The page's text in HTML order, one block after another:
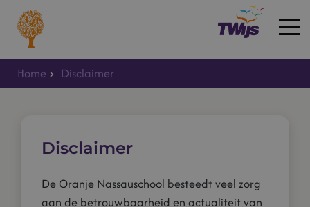
Home
Home Disclaimer
Disclaimer
De Oranje Nassauschool besteedt veel zorg
aan de betrouwbaarheid en actualiteit van